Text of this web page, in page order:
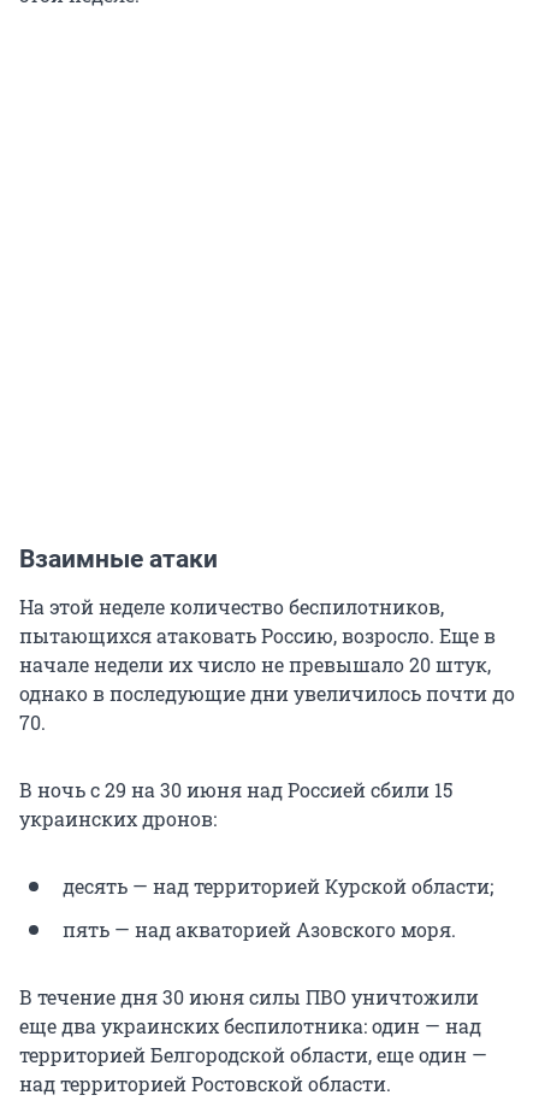
Взаимные атаки
На этой неделе количество беспилотников,
пытающихся атаковать Россию, возросло. Еще в
начале недели их число не превышало 20 штук,
однако в последующие дни увеличилось почти до
70.
В ночь с 29 на 30 июня над Россией сбили 15
украинских дронов:
десять — над территорией Курской области;
пять — над акваторией Азовского моря.
В течение дня 30 июня силы ПВО уничтожили
еще два украинских беспилотника: один — над
территорией Белгородской области, еще один —
над территорией Ростовской области.